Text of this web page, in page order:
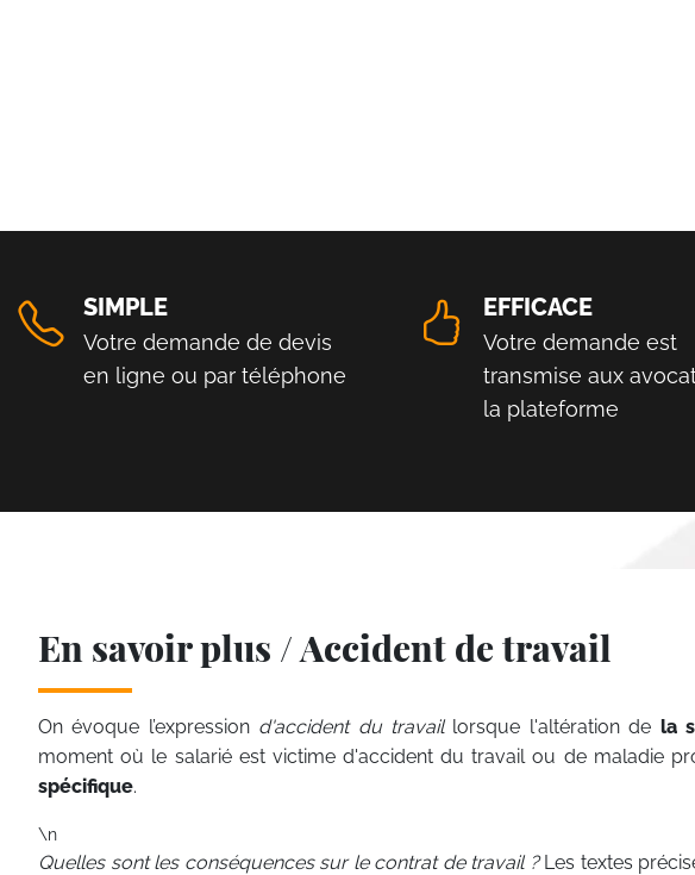
SIMPLE
Votre demande de devis
en ligne ou par téléphone
EFFICACE
Votre demande est
transmise aux
la plateforme
En savoir plus / Accident de travail
On évoque l’expression d'accident du travaillorsque l'altération de la
moment où le salarié est victime d'accident du travail ou de maladie
spécifique.
\n
Quelles sont les conséquences sur le contrat de travail ?Les textes